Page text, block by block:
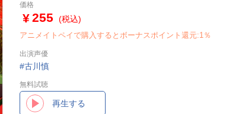
価格
255 (税込)
アニメイトペイで購入するとボーナスポイント還元:1％
出演声優
古川慎
無料試聴
再生する